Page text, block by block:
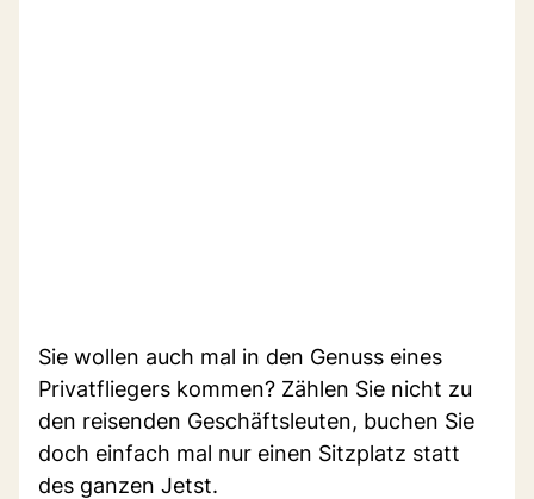
Sie wollen auch mal in den Genuss eines
Privatfliegers kommen? Zählen Sie nicht zu
den reisenden Geschäftsleuten, buchen Sie
doch einfach mal nur einen Sitzplatz statt
des ganzen Jetst.